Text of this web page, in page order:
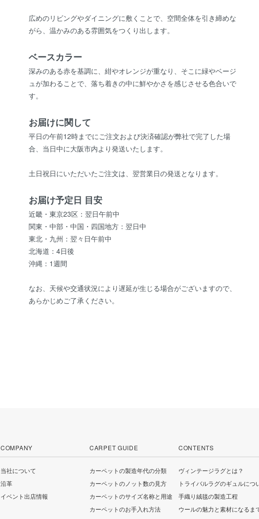
広めのリビングやダイニングに敷くことで、空間全体を引き締めな
がら、温かみのある雰囲気をつくり出します。
ベースカラー
深みのある赤を基調に、紺やオレンジが重なり、そこに緑やベージ
ュが加わることで、落ち着きの中に鮮やかさを感じさせる色合いで
す。
お届けに関して
平日の午前12時までにご注文および決済確認が弊社で完了した場
合、当日中に大阪市内より発送いたします。
土日祝日にいただいたご注文は、翌営業日の発送となります。
お届け予定日 目安
近畿・東京23区：翌日午前中
関東・中部・中国・四国地方：翌日中
東北・九州：翌々日午前中
北海道：4日後
沖縄：1週間
なお、天候や交通状況により遅延が生じる場合がございますので、
あらかじめご了承ください。
COMPANY
当社について
沿革
イベント出店情報
CARPET GUIDE
カーペットの製造年代の分類
カーペットのノット数の見方
カーペットのサイズ名称と用途
カーペットのお手入れ方法
CONTENTS
ヴィンテージラグとは？
トライバルラグのギュルにつ
手織り絨毯の製造工程
ウールの魅力と素材になるま